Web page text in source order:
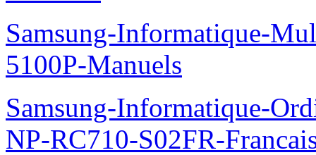
Samsung-Informatique-
5100P-Manuels
Samsung-Informatique-
NP-RC710-S02FR-